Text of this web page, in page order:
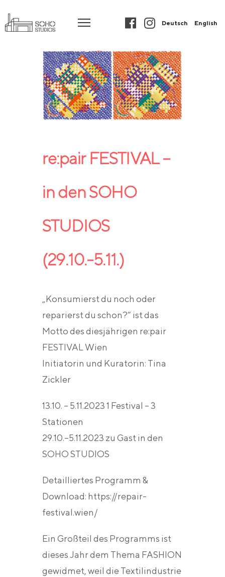
Deutsch English
re:pair FESTIVAL –
in den SOHO
STUDIOS
(29.10.-5.11.)
„Konsumierst du noch oder
reparierst du schon?“ ist das
Motto des diesjährigen re:pair
FESTIVAL Wien
Initiatorin und Kuratorin: Tina
Zickler
13.10. – 5.11.2023 1 Festival – 3
Stationen
29.10.–5.11.2023 zu Gast in den
SOHO STUDIOS
Detailliertes Programm &
Download: https://repair-
festival.wien/
Ein Großteil des Programms ist
dieses Jahr dem Thema FASHION
gewidmet, weil die Textilindustrie